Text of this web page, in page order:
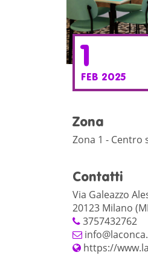
1
FEB 2025
Zona
Zona 1 - Centro
Contatti
Via Galeazzo
20123 Milano
3757432762
https://